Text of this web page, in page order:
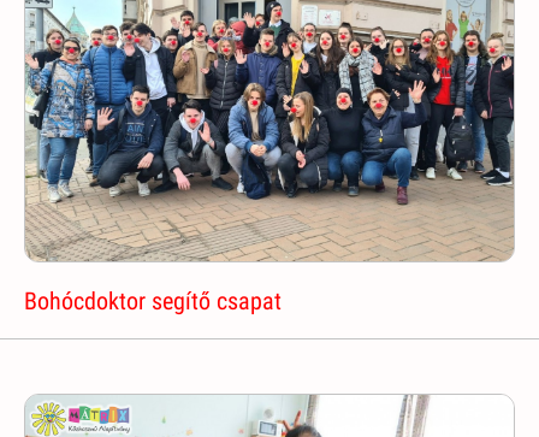
Bohócdoktor segítő csapat